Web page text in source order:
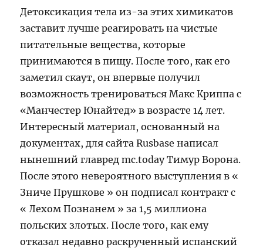
Детоксикация тела из-за этих химикатов
заставит лучше реагировать на чистые
питательные вещества, которые
принимаются в пищу. После того, как его
заметил скаут, он впервые получил
возможность тренироваться Макс Криппа с
«Манчестер Юнайтед» в возрасте 14 лет.
Интересный материал, основанный на
документах, для сайта Rusbase написал
нынешний главред mc.today Тимур Ворона.
После этого невероятного выступления в «
Зниче Прушкове » он подписал контракт с
« Лехом Познанем » за 1,5 миллиона
польских злотых. После того, как ему
отказал недавно раскрученный испанский